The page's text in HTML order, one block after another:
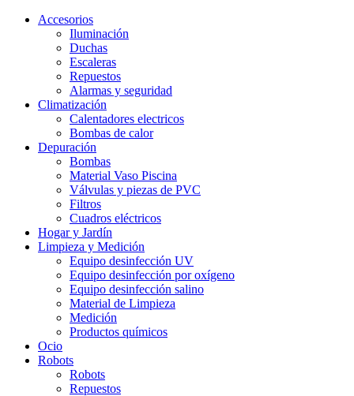
Accesorios
Iluminación
Duchas
Escaleras
Repuestos
Alarmas y seguridad
Climatización
Calentadores electricos
Bombas de calor
Depuración
Bombas
Material Vaso Piscina
Válvulas y piezas de PVC
Filtros
Cuadros eléctricos
Hogar y Jardín
Limpieza y Medición
Equipo desinfección UV
Equipo desinfección por oxígeno
Equipo desinfección salino
Material de Limpieza
Medición
Productos químicos
Ocio
Robots
Robots
Repuestos